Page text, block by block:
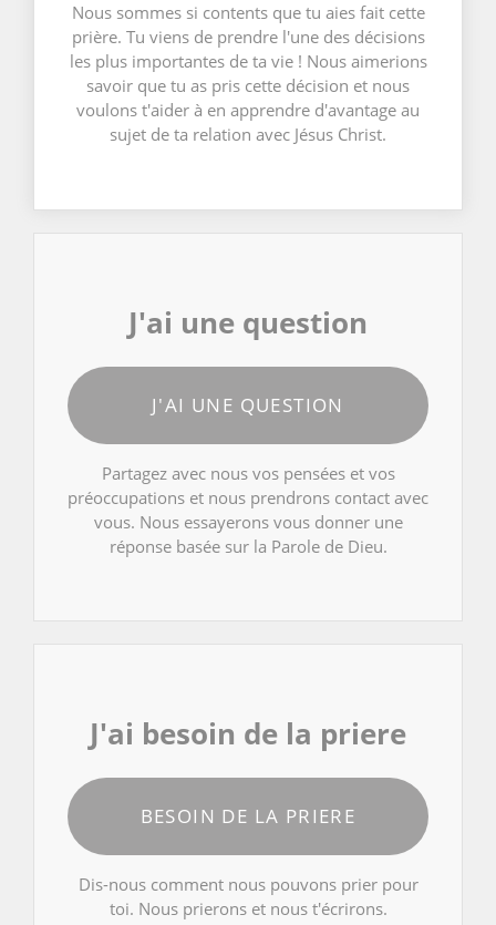
Nous sommes si contents que tu aies fait cette
prière. Tu viens de prendre l'une des décisions
les plus importantes de ta vie ! Nous aimerions
savoir que tu as pris cette décision et nous
voulons t'aider à en apprendre d'avantage au
sujet de ta relation avec Jésus Christ.
J'ai une question
J'AI UNE QUESTION
Partagez avec nous vos pensées et vos
préoccupations et nous prendrons contact avec
vous. Nous essayerons vous donner une
réponse basée sur la Parole de Dieu.
J'ai besoin de la priere
BESOIN DE LA PRIERE
Dis-nous comment nous pouvons prier pour
toi. Nous prierons et nous t'écrirons.